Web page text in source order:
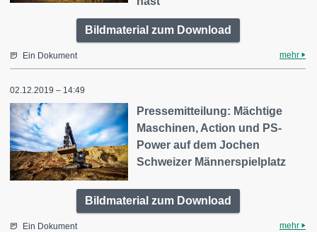
Bildmaterial zum Download
Ein Dokument mehr
02.12.2019 – 14:49
Pressemitteilung: Mächtige
Maschinen, Action und PS-
Power auf dem Jochen
Schweizer Männerspielplatz
Bildmaterial zum Download
Ein Dokument mehr